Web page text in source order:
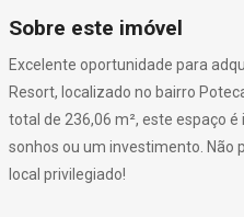
Sobre este imóvel
Excelente oportunidade para
Resort, localizado no bairro
total de 236,06 m², este espaço
sonhos ou um investimento. Não
local privilegiado!